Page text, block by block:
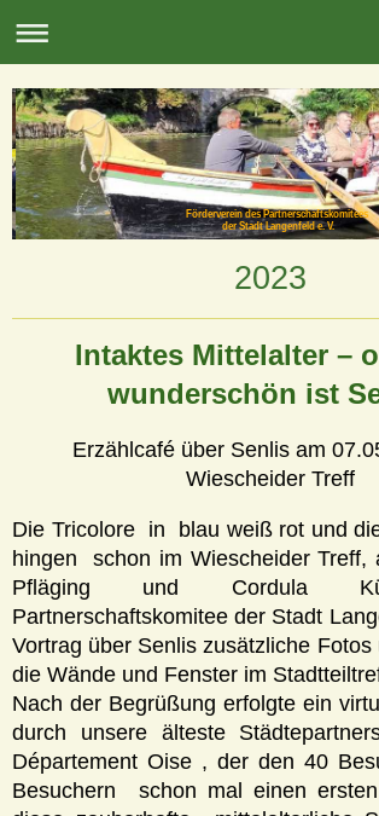
Förderverein des Partnerschaftskomitees
der Stadt Langenfeld e. V.
2023
Intaktes Mittelalter –
wunderschön ist
Erzählcafé über Senlis am
Wiescheider Treff
Die Tricolore in blau weiß rot und
hingen schon im Wiescheider Treff,
Pfläging und Cordula
Partnerschaftskomitee der Stadt
Vortrag über Senlis zusätzliche
die Wände und Fenster im
Nach der Begrüßung erfolgte ein
durch unsere älteste
Département Oise , der den 40
Besuchern schon mal einen